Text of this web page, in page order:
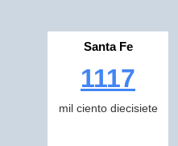
Santa Fe
1117
mil ciento diecisiete